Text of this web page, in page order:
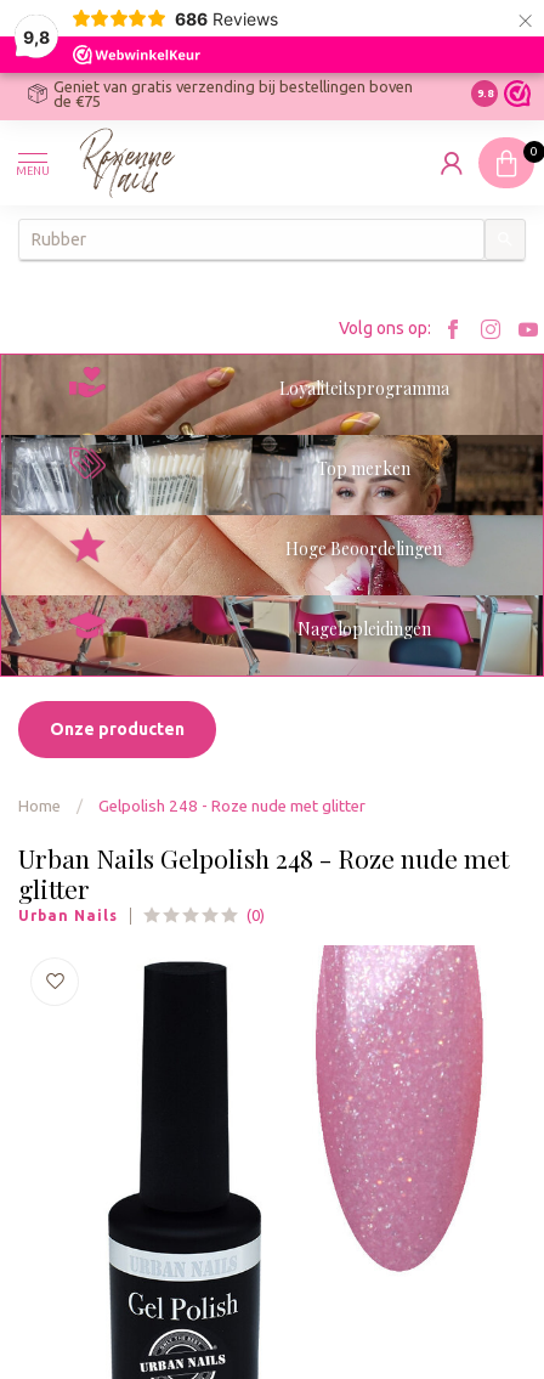
9,8
686 Reviews ×
Geniet van gratis verzending bij bestellingen boven
de €75
Ontdek
9.8
MENU
0
Volg ons op:
Bezoek
Loyaliteitsprogramma
Top merken
Hoge Beoordelingen
Nagelopleidingen
Onze producten
Home / Gelpolish 248 - Roze nude met glitter
Urban Nails Gelpolish 248 - Roze nude met
glitter
Urban Nails (0)